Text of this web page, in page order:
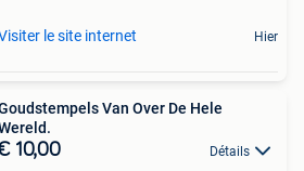
le site internet Hier
Van Over De Hele
10,00 Détails